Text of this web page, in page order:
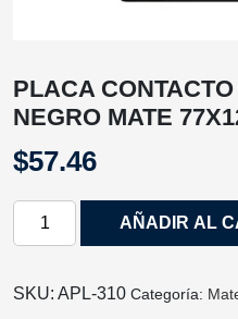
PLACA
NEGRO MATE
$57.46
PLACA
NEGRO
AÑADIR AL
SKU: APL-310 Categoría: